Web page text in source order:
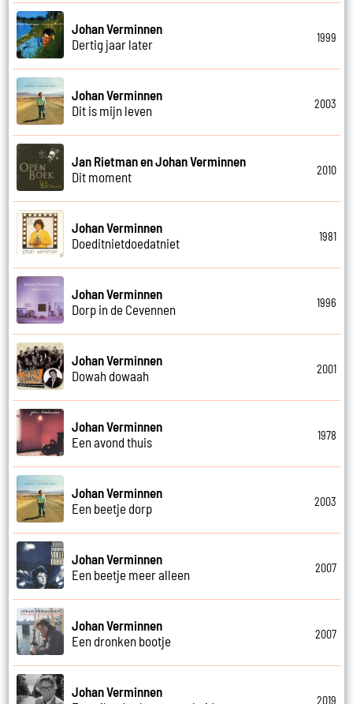
Johan Verminnen
Dertig jaar later
1999
Johan Verminnen
Dit is mijn leven
2003
Jan Rietman en Johan Verminnen
Dit moment
2010
Johan Verminnen
Doeditnietdoedatniet
1981
Johan Verminnen
Dorp in de Cevennen
1996
Johan Verminnen
Dowah dowaah
2001
Johan Verminnen
Een avond thuis
1978
Johan Verminnen
Een beetje dorp
2003
Johan Verminnen
Een beetje meer alleen
2007
Johan Verminnen
Een dronken bootje
2007
Johan Verminnen
2019